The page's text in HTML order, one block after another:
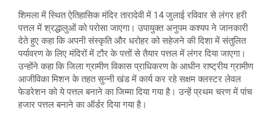
शिमला में स्थित ऐतिहासिक मंदिर तारादेवी में 14 जुलाई रविवार से लंगर हरी
पत्तल में श्रद्धालुओं को परोसा जाएगा। उपायुक्त अनुपम कश्यप ने जानकारी
देते हुए कहा कि अपनी संस्कृति और धरोहर को सहेजने की दिशा में संतुलित
पर्यावरण के लिए मंदिरों में टौर के पत्तों से तैयार पत्तल में लंगर दिया जाएगा।
उन्होंने कहा कि जिला ग्रामीण विकास प्राधिकरण के आधीन राष्ट्रीय ग्रामीण
आजीविका मिशन के तहत सुन्नी खंड में कार्य कर रहे सक्षम क्लस्टर लेवल
फेडरेशन को ये पत्तल बनाने का जिम्मा दिया गया है। उन्हें प्रथम चरण में पांच
हजार पत्तल बनाने का ऑर्डर दिया गया है।